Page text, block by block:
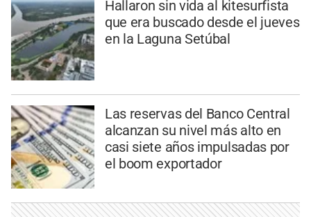
Hallaron sin vida al kitesurfista
que era buscado desde el jueves
en la Laguna Setúbal
Las reservas del Banco Central
alcanzan su nivel más alto en
casi siete años impulsadas por
el boom exportador